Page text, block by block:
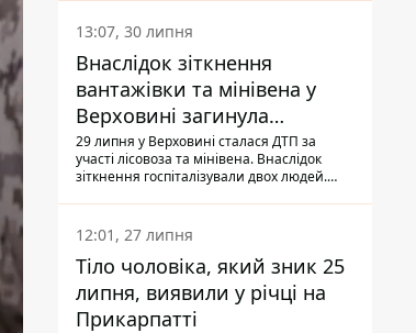
13:07, 30 липня
Внаслідок зіткнення
вантажівки та мінівена у
Верховині загинула
пасажирка, водійка - у
лікарні
29 липня у Верховині сталася ДТП за
участі лісовоза та мінівена. Внаслідок
зіткнення госпіталізували двох людей.
Також травми отримала водійка
автомобіля.
12:01, 27 липня
Тіло чоловіка, який зник 25
липня, виявили у річці на
Прикарпатті